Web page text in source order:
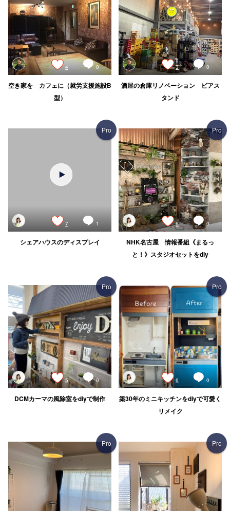
4 0
空き家を カフェに（就労支援施設B
型）
3 0
酒屋の倉庫リノベーション ビアス
タンド
Pro
7 1
シェアハウスのディスプレイ
Pro
6 0
NHK名古屋 情報番組《まるっ
と！》スタジオセットをdiy
Pro
5 0
DCMカーマの風除室をdiyで制作
Pro
6 0
築30年のミニキッチンをdiyで可愛く
リメイク
Pro Pro